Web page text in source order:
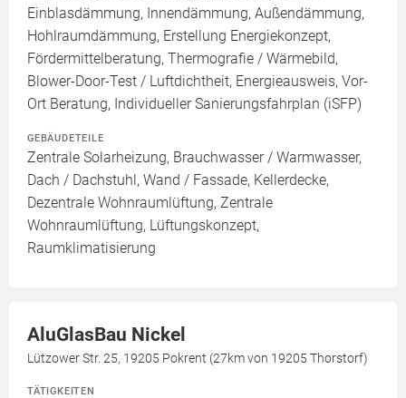
Einblasdämmung, Innendämmung, Außendämmung,
Hohlraumdämmung, Erstellung Energiekonzept,
Fördermittelberatung, Thermografie / Wärmebild,
Blower-Door-Test / Luftdichtheit, Energieausweis, Vor-
Ort Beratung, Individueller Sanierungsfahrplan (iSFP)
GEBÄUDETEILE
Zentrale Solarheizung, Brauchwasser / Warmwasser,
Dach / Dachstuhl, Wand / Fassade, Kellerdecke,
Dezentrale Wohnraumlüftung, Zentrale
Wohnraumlüftung, Lüftungskonzept,
Raumklimatisierung
AluGlasBau Nickel
Lützower Str. 25, 19205 Pokrent (27km von 19205 Thorstorf)
TÄTIGKEITEN